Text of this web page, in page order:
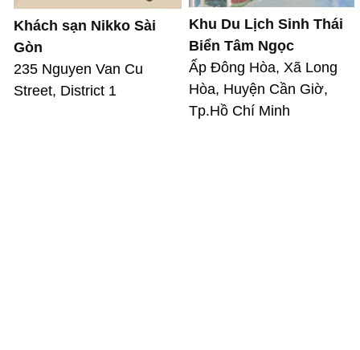
Khách sạn Nikko Sài
Gòn
235 Nguyen Van Cu
Street, District 1
Khu Du Lịch Sinh Thái
Biển Tâm Ngọc
Ấp Đông Hòa, Xã Long
Hòa, Huyện Cần Giờ,
Tp.Hồ Chí Minh